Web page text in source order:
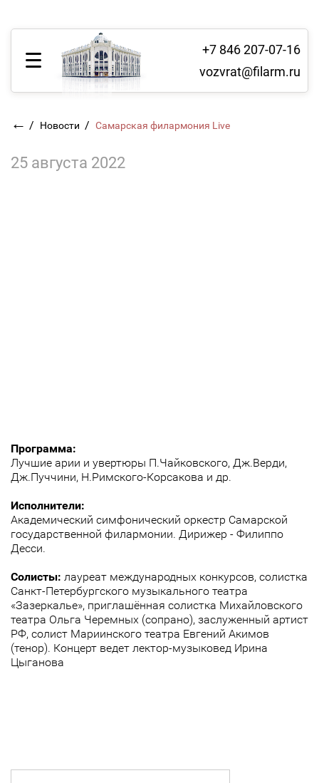
+7 846 207-07-16
vozvrat@filarm.ru
← / Новости / Самарская филармония Live
25 августа 2022
Программа:
Лучшие арии и увертюры П.Чайковского, Дж.Верди,
Дж.Пуччини, Н.Римского-Корсакова и др.
Исполнители:
Академический симфонический оркестр Самарской
государственной филармонии. Дирижер - Филиппо
Десси.
Солисты: лауреат международных конкурсов, солистка
Санкт-Петербургского музыкального театра
«Зазеркалье», приглашённая солистка Михайловского
театра Ольга Черемных (сопрано), заслуженный артист
РФ, солист Мариинского театра Евгений Акимов
(тенор). Концерт ведет лектор-музыковед Ирина
Цыганова